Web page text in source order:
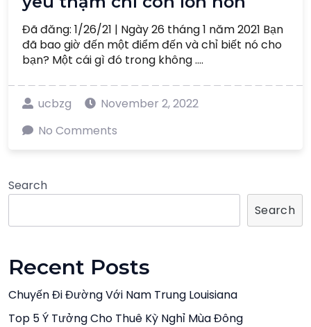
Đã đăng: 1/26/21 | Ngày 26 tháng 1 năm 2021 Bạn
đã bao giờ đến một điểm đến và chỉ biết nó cho
bạn? Một cái gì đó trong không ....
ucbzg
November 2, 2022
No Comments
Search
Search
Recent Posts
Chuyến Đi Đường Với Nam Trung Louisiana
Top 5 Ý Tưởng Cho Thuê Kỳ Nghỉ Mùa Đông